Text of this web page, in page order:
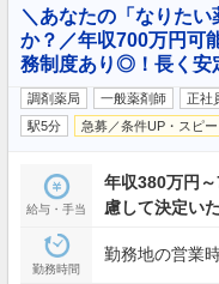
＼あなたの「なりた
か？／年収700万円
務制度あり◎！長く安
調剤薬局 一般薬剤師 正社
駅5分
急募／条件UP・スピ
給与・手当
年収380万円
慮して決定い
勤務時間
勤務地の営業